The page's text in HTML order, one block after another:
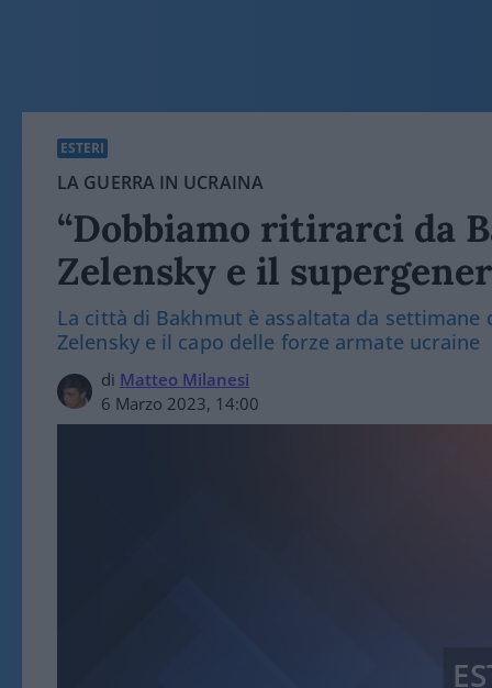
ESTERI
LA GUERRA IN UCRAINA
“Dobbiamo ritirarci da
Zelensky e il
La città di Bakhmut è assaltata da
Zelensky e il capo delle forze armate ucraine
di Matteo Milanesi
6 Marzo 2023, 14:00